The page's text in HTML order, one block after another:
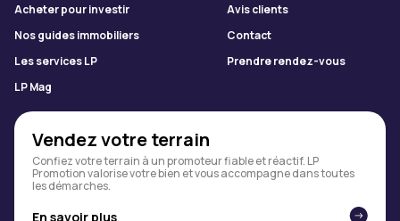
Acheter pour investir
Avis clients
Nos guides immobiliers
Contact
Les services LP
Prendre rendez-vous
LP Mag
Vendez votre terrain
Confiez votre terrain à un promoteur fiable et réactif. LP
Promotion valorise votre bien et vous accompagne dans toutes
les démarches.
En savoir plus